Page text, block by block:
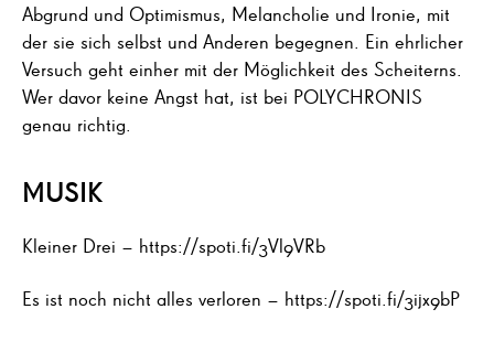
Abgrund und Optimismus, Melancholie und Ironie, mit
der sie sich selbst und Anderen begegnen. Ein ehrlicher
Versuch geht einher mit der Möglichkeit des Scheiterns.
Wer davor keine Angst hat, ist bei POLYCHRONIS
genau richtig.
MUSIK
Kleiner Drei – https://spoti.fi/3Vl9VRb
Es ist noch nicht alles verloren – https://spoti.fi/3ijx9bP